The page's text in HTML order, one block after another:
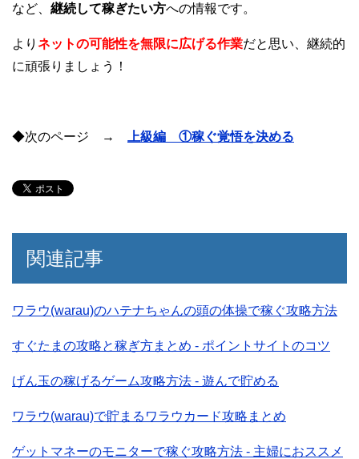
など、 継続して稼ぎたい方への情報です。
より ネットの可能性を無限に広げる作業だと思い、継続的
に頑張りましょう！
◆次のページ → 上級編 ①稼ぐ覚悟を決める
関連記事
ワラウ(warau)のハテナちゃんの頭の体操で稼ぐ攻略方法
すぐたまの攻略と稼ぎ方まとめ - ポイントサイトのコツ
げん玉の稼げるゲーム攻略方法 - 遊んで貯める
ワラウ(warau)で貯まるワラウカード攻略まとめ
ゲットマネーのモニターで稼ぐ攻略方法 - 主婦におススメ